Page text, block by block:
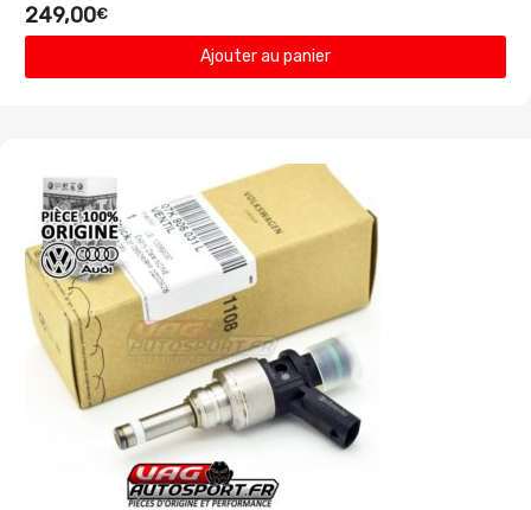
249,00€
Ajouter au panier